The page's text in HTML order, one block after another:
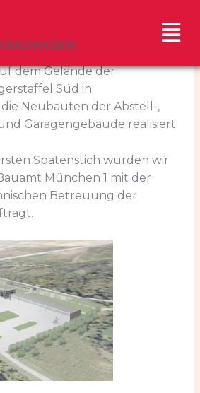
BAUWESEN
Menü
dem Gelände der
Süd in
Neubauten der Abstell-,
Garagengebäude realisiert.
Spatenstich wurden wir
München 1 mit der
Betreuung der